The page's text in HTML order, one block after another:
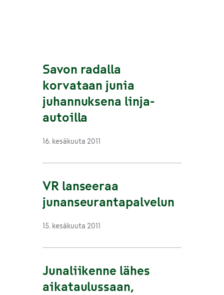
Savon radalla
korvataan junia
juhannuksena linja-
autoilla
16. kesäkuuta 2011
VR lanseeraa
junanseurantapalvelun
15. kesäkuuta 2011
Junaliikenne lähes
aikataulussaan,